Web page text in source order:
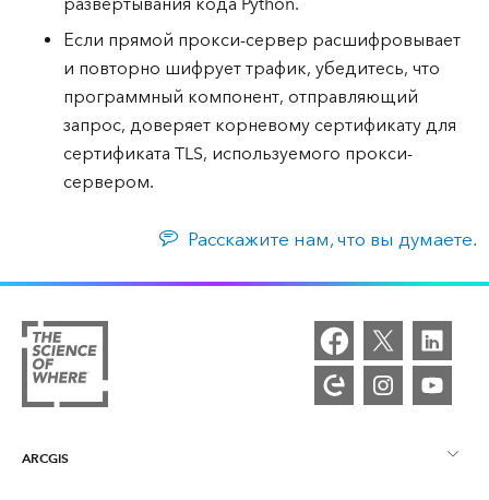
Если прямой прокси-сервер расшифровывает
и повторно шифрует трафик, убедитесь, что
программный компонент, отправляющий
запрос, доверяет корневому сертификату для
сертификата TLS, используемого прокси-
сервером.
Расскажите нам, что вы думаете.
ARCGIS